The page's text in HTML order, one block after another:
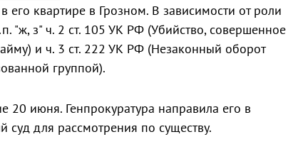
его квартире в Грозном. В зависимости от роли
"ж, з" ч. 2 ст. 105 УК РФ (Убийство, совершенное
и ч. 3 ст. 222 УК РФ (Незаконный оборот
группой).
20 июня. Генпрокуратура направила его в
для рассмотрения по существу.